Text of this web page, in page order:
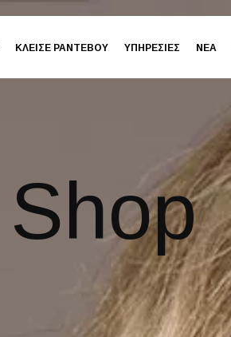
ΚΛΕΙΣΕ ΡΑΝΤΕΒΟΥ ΥΠΗΡΕΣΙΕΣ ΝΕΑ
Shop